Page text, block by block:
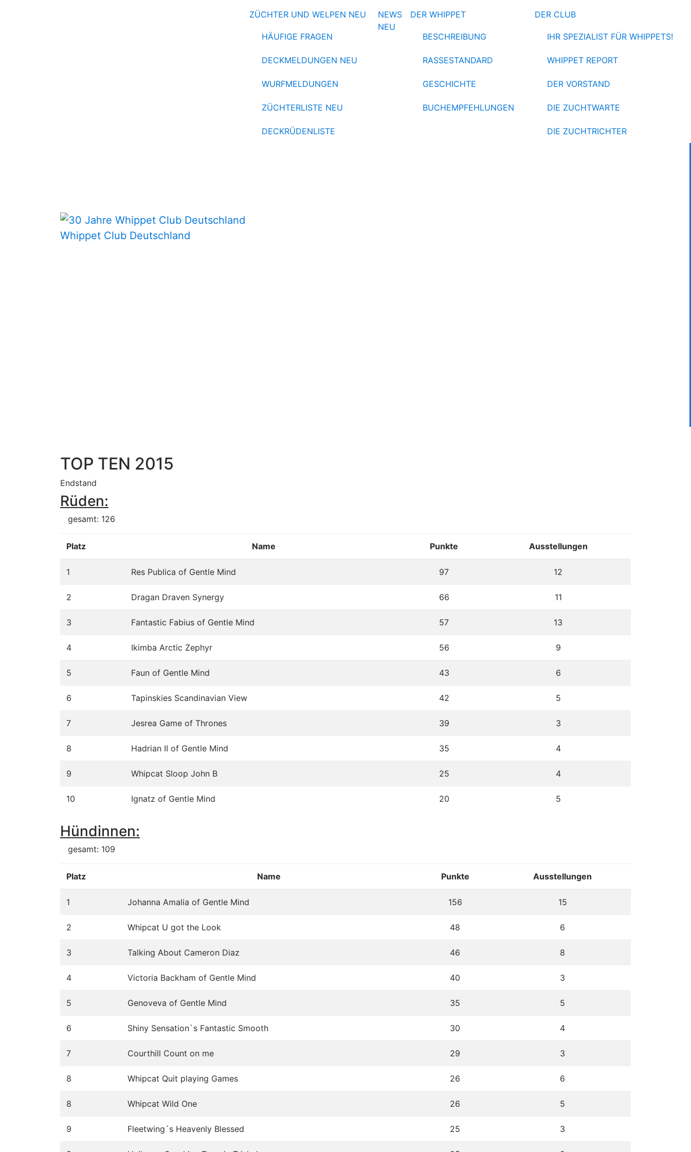
Whippet Club Deutschland
ZÜCHTER UND WELPEN NEU
HÄUFIGE FRAGEN
DECKMELDUNGEN NEU
WURFMELDUNGEN
ZÜCHTERLISTE NEU
DECKRÜDENLISTE
NEWS
NEU
DER WHIPPET
BESCHREIBUNG
RASSESTANDARD
GESCHICHTE
BUCHEMPFEHLUNGEN
DER CLUB
IHR SPEZIALIST FÜR WHIPPETS!
WHIPPET REPORT
DER VORSTAND
DIE ZUCHTWARTE
DIE ZUCHTRICHTER
TOP TEN 2015
Endstand
Rüden:
gesamt: 126
Platz Name Punkte Ausstellungen
1 Res Publica of Gentle Mind 97 12
2 Dragan Draven Synergy 66 11
3 Fantastic Fabius of Gentle Mind 57 13
4 Ikimba Arctic Zephyr 56 9
5 Faun of Gentle Mind 43 6
6 Tapinskies Scandinavian View 42 5
7 Jesrea Game of Thrones 39 3
8 Hadrian II of Gentle Mind 35 4
9 Whipcat Sloop John B 25 4
10 Ignatz of Gentle Mind 20 5
Hündinnen:
gesamt: 109
Platz Name Punkte Ausstellungen
1 Johanna Amalia of Gentle Mind 156 15
2 Whipcat U got the Look 48 6
3 Talking About Cameron Diaz 46 8
4 Victoria Backham of Gentle Mind 40 3
5 Genoveva of Gentle Mind 35 5
6 Shiny Sensation`s Fantastic Smooth 30 4
7 Courthill Count on me 29 3
8 Whipcat Quit playing Games 26 6
8 Whipcat Wild One 26 5
9 Fleetwing´s Heavenly Blessed 25 3